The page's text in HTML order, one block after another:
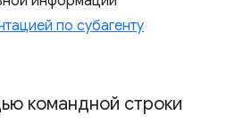
по субагенту
командной строки